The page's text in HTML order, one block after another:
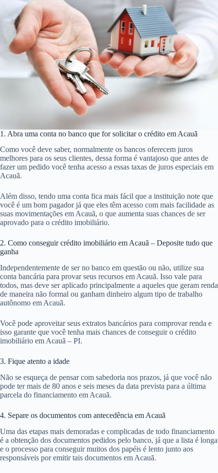
1. Abra uma conta no banco que for solicitar o crédito em Acauã
Como você deve saber, normalmente os bancos oferecem juros
melhores para os seus clientes, dessa forma é vantajoso que antes de
fazer um pedido você tenha acesso a essas taxas de juros especiais em
Acauã.
Além disso, tendo uma conta fica mais fácil que a instituição note que
você é um bom pagador já que eles têm acesso com mais facilidade as
suas movimentações em Acauã, o que aumenta suas chances de ser
aprovado para o crédito imobiliário.
2. Como conseguir crédito imobiliário em Acauã – Deposite tudo que
ganha
Independentemente de ser no banco em questão ou não, utilize sua
conta bancária para provar seus recursos em Acauã. Isso vale para
todos, mas deve ser aplicado principalmente a aqueles que geram renda
de maneira não formal ou ganham dinheiro algum tipo de trabalho
autônomo em Acauã.
Você pode aproveitar seus extratos bancários para comprovar renda e
isso garante que você tenha mais chances de conseguir o crédito
imobiliário em Acauã – PI.
3. Fique atento a idade
Não se esqueça de pensar com sabedoria nos prazos, já que você não
pode ter mais de 80 anos e seis meses da data prevista para a última
parcela do financiamento em Acauã.
4. Separe os documentos com antecedência em Acauã
Uma das etapas mais demoradas e complicadas de todo financiamento
é a obtenção dos documentos pedidos pelo banco, já que a lista é longa
e o processo para conseguir muitos dos papéis é lento junto aos
responsáveis por emitir tais documentos em Acauã.